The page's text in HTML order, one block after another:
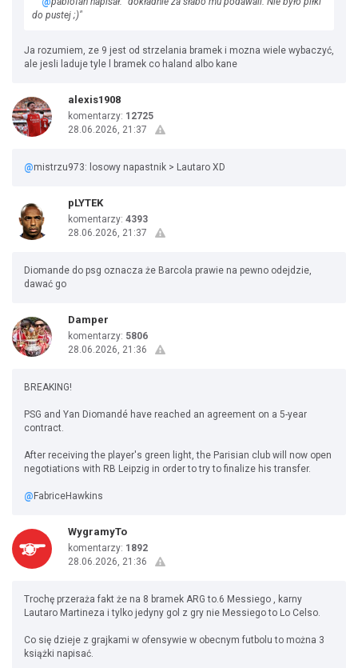
do pustej ;)"
Ja rozumiem, ze 9 jest od strzelania bramek i mozna wiele wybaczyć,
ale jesli laduje tyle l bramek co haland albo kane
alexis1908
komentarzy: 12725
28.06.2026, 21:37
@mistrzu973: losowy napastnik > Lautaro XD
pLYTEK
komentarzy: 4393
28.06.2026, 21:37
Diomande do psg oznacza że Barcola prawie na pewno odejdzie,
dawać go
Damper
komentarzy: 5806
28.06.2026, 21:36
BREAKING!
PSG and Yan Diomandé have reached an agreement on a 5-year
contract.
After receiving the player's green light, the Parisian club will now open
negotiations with RB Leipzig in order to try to finalize his transfer.
@ FabriceHawkins
WygramyTo
komentarzy: 1892
28.06.2026, 21:36
Trochę przeraża fakt że na 8 bramek ARG to.6 Messiego , karny
Lautaro Martineza i tylko jedyny gol z gry nie Messiego to Lo Celso.
Co się dzieje z grajkami w ofensywie w obecnym futbolu to można 3
książki napisać.